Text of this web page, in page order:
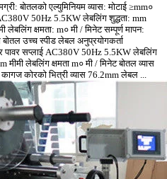
बोतलको एल्युमिनियम व्यास: मोटाई ≥mm०
50Hz 5.5KW लेबलिंग शुद्धता: mm
क्षमता: m० मी / मिनेट सम्पूर्ण मापन:
उच्च स्पीड लेबल अनुप्रयोगकर्ता
पावर सप्लाई AC380V 50Hz 5.5KW लेबलिंग
लेबलिंग क्षमता m० मी / मिनेट बोतल व्यास
कोरको भित्री व्यास 76.2mm लेबल ...